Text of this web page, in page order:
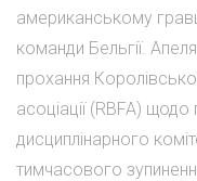
американському
команди Бельгії.
прохання
асоціації (RBFA)
дисциплінарного
тимчасового